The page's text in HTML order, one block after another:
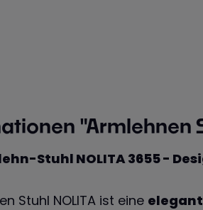
"Armlehnen
Stuhl NOLITA 3655 -
Stuhl NOLITA ist eine